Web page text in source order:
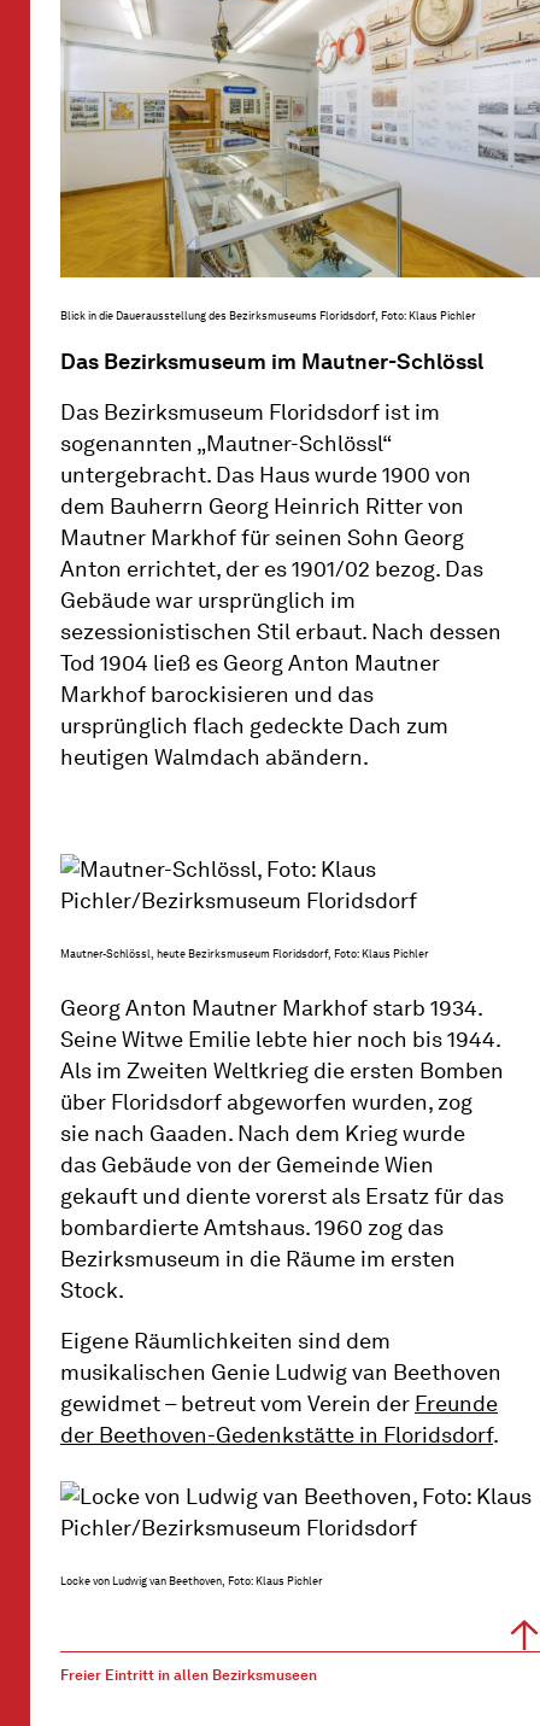
Blick in die Dauerausstellung des Bezirksmuseums Floridsdorf, Foto: Klaus Pichler
Das Bezirksmuseum im Mautner-Schlössl
Das Bezirksmuseum Floridsdorf ist im
sogenannten „Mautner-Schlössl“
untergebracht. Das Haus wurde 1900 von
dem Bauherrn Georg Heinrich Ritter von
Mautner Markhof für seinen Sohn Georg
Anton errichtet, der es 1901/02 bezog. Das
Gebäude war ursprünglich im
sezessionistischen Stil erbaut. Nach dessen
Tod 1904 ließ es Georg Anton Mautner
Markhof barockisieren und das
ursprünglich flach gedeckte Dach zum
heutigen Walmdach abändern.
Mautner-Schlössl, heute Bezirksmuseum Floridsdorf, Foto: Klaus Pichler
Georg Anton Mautner Markhof starb 1934.
Seine Witwe Emilie lebte hier noch bis 1944.
Als im Zweiten Weltkrieg die ersten Bomben
über Floridsdorf abgeworfen wurden, zog
sie nach Gaaden. Nach dem Krieg wurde
das Gebäude von der Gemeinde Wien
gekauft und diente vorerst als Ersatz für das
bombardierte Amtshaus. 1960 zog das
Bezirksmuseum in die Räume im ersten
Stock.
Eigene Räumlichkeiten sind dem
musikalischen Genie Ludwig van Beethoven
gewidmet – betreut vom Verein der Freunde
der Beethoven-Gedenkstätte in Floridsdorf.
Locke von Ludwig van Beethoven, Foto: Klaus Pichler
Freier Eintritt in allen Bezirksmuseen